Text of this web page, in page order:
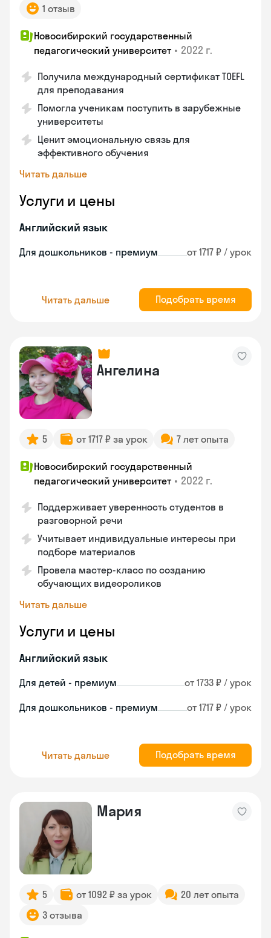
1 отзыв
Новосибирский государственный
педагогический университет • 2022 г.
Получила международный сертификат TOEFL
для преподавания
Помогла ученикам поступить в зарубежные
университеты
Ценит эмоциональную связь для
эффективного обучения
Читать дальше
Услуги и цены
Английский язык
Для дошкольников - премиум от 1717 ₽ / урок
Читать дальше Подобрать время
Ангелина
5 от 1717 ₽ за урок 7 лет опыта
Новосибирский государственный
педагогический университет • 2022 г.
Поддерживает уверенность студентов в
разговорной речи
Учитывает индивидуальные интересы при
подборе материалов
Провела мастер-класс по созданию
обучающих видеороликов
Читать дальше
Услуги и цены
Английский язык
Для детей - премиум от 1733 ₽ / урок
Для дошкольников - премиум от 1717 ₽ / урок
Читать дальше Подобрать время
Мария
5 от 1092 ₽ за урок
20 лет опыта
3 отзыва